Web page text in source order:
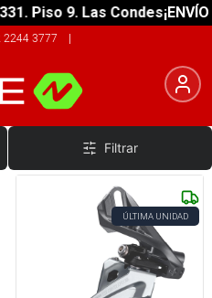
Piso 9. Las Condes¡ENVÍO
2244 3777 |
Filtrar
ÚLTIMA UNIDAD